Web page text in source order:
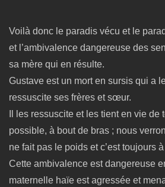
Voilà donc le paradis vécu et le
et l’ambivalence dangereuse des
sa mère qui en résulte.
Gustave est un mort en sursis qui a
ressuscite ses frères et sœur.
Il les ressuscite et les tient en vie de
possible, à bout de bras ; nous
ne fait pas le poids et c’est toujours
Cette ambivalence est dangereuse
maternelle haïe est agressée et